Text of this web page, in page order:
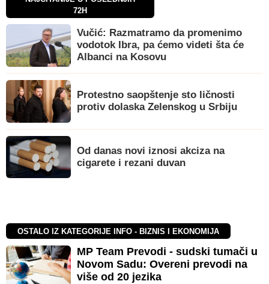
72H
Vučić: Razmatramo da promenimo
vodotok Ibra, pa ćemo videti šta će
Albanci na Kosovu
Protestno saopštenje sto ličnosti
protiv dolaska Zelenskog u Srbiju
Od danas novi iznosi akciza na
cigarete i rezani duvan
OSTALO IZ KATEGORIJE INFO - BIZNIS I EKONOMIJA
MP Team Prevodi - sudski tumači u
Novom Sadu: Overeni prevodi na
više od 20 jezika